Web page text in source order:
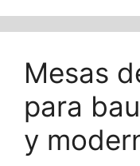
Mesas
para
y